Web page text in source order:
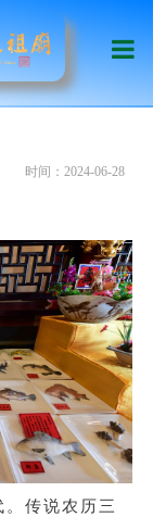
天下
祖庙
影音
慈善
线上
景区
时间：2024-06-28
传说农历三